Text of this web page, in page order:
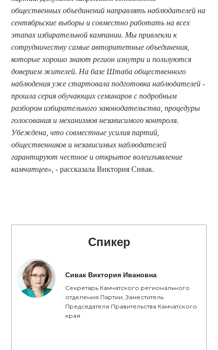
общественных объединений направлять наблюдателей на
сентябрьские выборы и совместно работать на всех
этапах избирательной кампании. Мы привлекли к
сотрудничеству самые авторитетные объединения,
которые хорошо знают регион изнутри и пользуются
доверием жителей. На базе Штаба общественного
наблюдения уже стартовала подготовка наблюдателей -
прошла серия обучающих семинаров с подробным
разбором избирательного законодательства, процедуры
голосования и механизмов независимого контроля.
Убеждена, что совместные усилия партий,
общественников и независимых наблюдателей
гарантируют честное и открытое волеизъявление
камчатцев», - рассказала Виктория Сивак.
Спикер
Сивак Виктория Ивановна
Секретарь Камчатского регионального
отделения Партии, Заместитель
Председателя Правительства Камчатского
края